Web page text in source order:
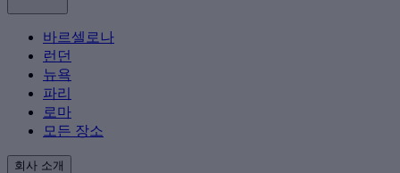
바르셀로나
런던
뉴욕
파리
로마
모든 장소
회사 소개